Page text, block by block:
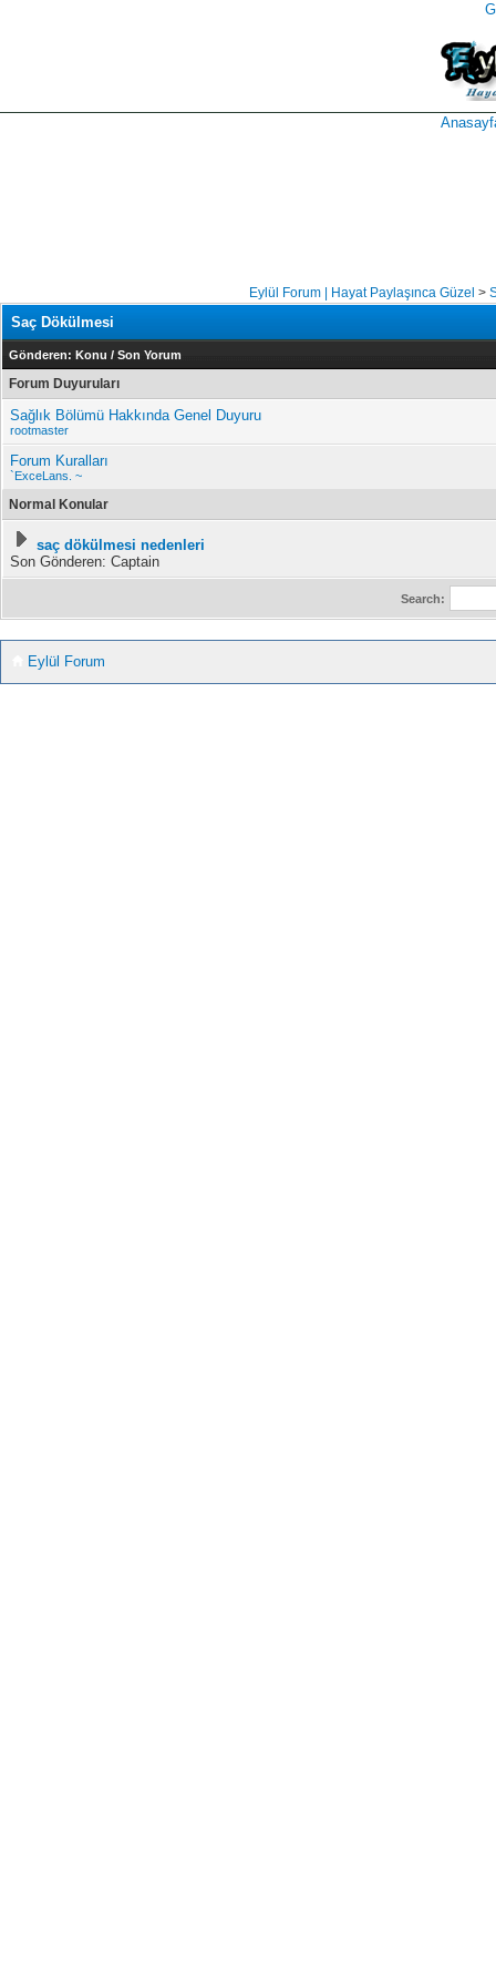
Eylül Forum | Hayat Paylaşınca Güzel >
Saç Dökülmesi
Gönderen: Konu / Son Yorum
Forum Duyuruları
Sağlık Bölümü Hakkında Genel Duyuru
rootmaster
Forum Kuralları
`ExceLans. ~
Normal Konular
saç dökülmesi nedenleri
Son Gönderen: Captain
Search:
Eylül Forum